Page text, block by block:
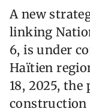
A new
linking
6, is under
Haïtien
18, 2025,
construction